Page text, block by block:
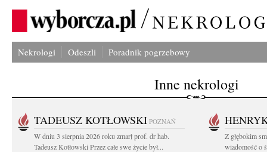
Nekrologi Odeszli Poradnik pogrzebowy
Inne nekrologi
TADEUSZ KOTŁOWSKI POZNAŃ
W dniu 3 sierpnia 2026 roku zmarł prof. dr hab.
Tadeusz Kotłowski Przez całe swe życie był...
Z głębokim
wiadomość o